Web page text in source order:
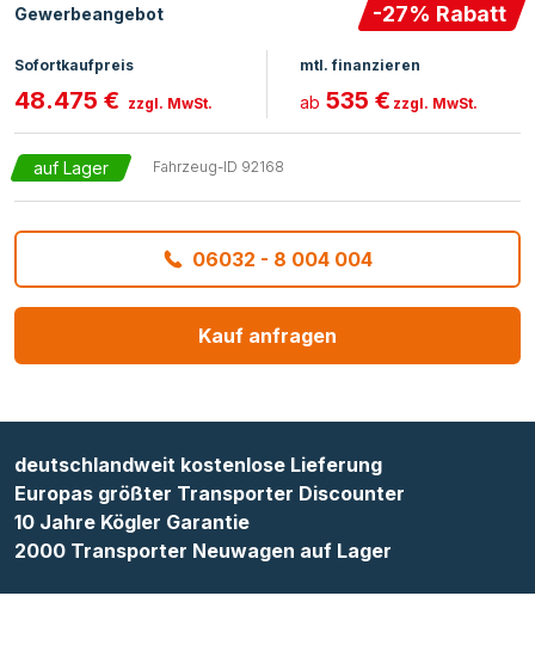
Gewerbeangebot -27% Rabatt
Sofortkaufpreis
48.475 € zzgl. MwSt.
mtl. finanzieren
ab 535 € zzgl. MwSt.
auf Lager Fahrzeug-ID 92168
06032 - 8 004 004
Kauf anfragen
deutschlandweit kostenlose Lieferung
Europas größter Transporter Discounter
10 Jahre Kögler Garantie
2000 Transporter Neuwagen auf Lager